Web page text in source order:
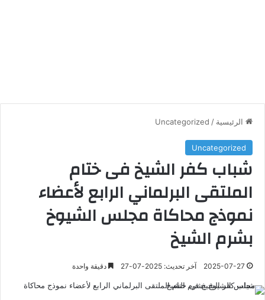
الرئيسية /
Uncategorized
Uncategorized
شباب كفر الشيخ فى ختام
الملتقى البرلماني الرابع لأعضاء
نموذج محاكاة مجلس الشيوخ
بشرم الشيخ
2025-07-27 آخر تحديث: 2025-07-27 دقيقة واحدة